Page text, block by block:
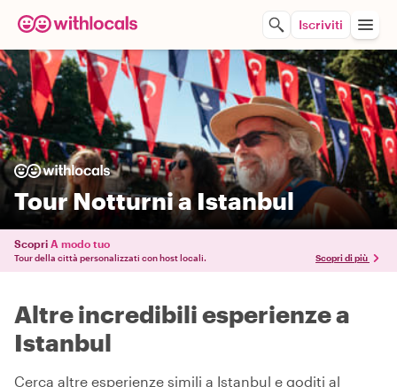
Iscriviti
Tour Notturni a Istanbul
Scopri A modo tuo
Tour della città personalizzati con host locali. Scopri di più
Altre incredibili esperienze a
Istanbul
Cerca altre esperienze simili a Istanbul e goditi al